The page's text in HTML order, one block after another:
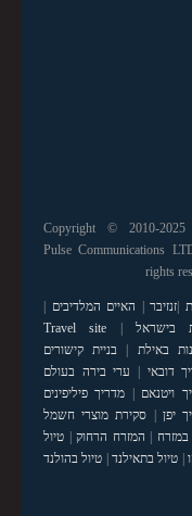
Copyright © 2010-2025
Pulse Communications
rights
זנזיבר האיים המלדיבים
בישראל
Travel site
באילת
בניית קישורים
דובאי
ערי בירה בעולם
ויטנאם
מדריך פיליפינים
יפן
סקירת מוצרי חשמל
במזרח המזרח הרחוק| טיול
| טיול בתאילנד| טיול בהולנד